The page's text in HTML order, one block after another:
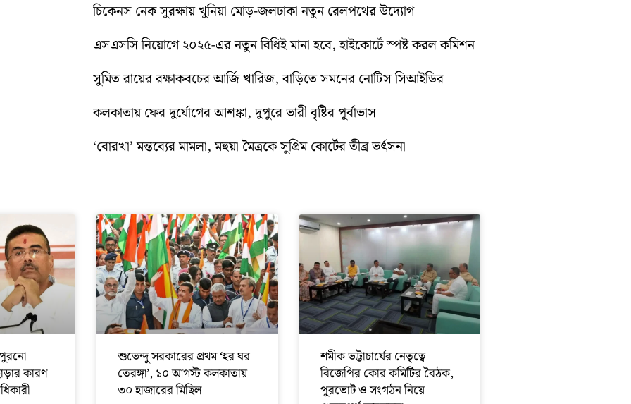
চিকেনস নেক সুরক্ষায় খুনিয়া মোড়-জলঢাকা নতুন রেলপথের উদ্যোগ
এসএসসি নিয়োগে ২০২৫-এর নতুন বিধিই মানা হবে, হাইকোর্টে স্পষ্ট করল কমিশন
সুমিত রায়ের রক্ষাকবচের আর্জি খারিজ, বাড়িতে সমনের নোটিস সিআইডির
কলকাতায় ফের দুর্যোগের আশঙ্কা, দুপুরে ভারী বৃষ্টির পূর্বাভাস
‘বোরখা’ মন্তব্যের মামলা, মহুয়া মৈত্রকে সুপ্রিম কোর্টের তীব্র ভর্ৎসনা
কারণ
শুভেন্দু সরকারের প্রথম ‘হর ঘর
তেরঙ্গা’, ১০ আগস্ট কলকাতায়
৩০ হাজারের মিছিল
শমীক ভট্টাচার্যের নেতৃত্বে
বিজেপির কোর কমিটির বৈঠক,
পুরভোট ও সংগঠন নিয়ে